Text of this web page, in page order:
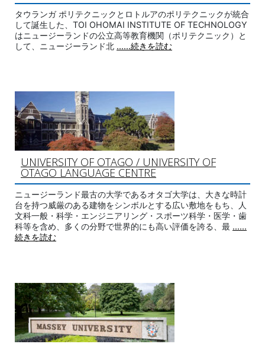
タウランガ ポリテクニックとロトルアのポリテクニックが統合
して誕生した、TOI OHOMAI INSTITUTE OF TECHNOLOGY
はニュージーランドの公立高等教育機関（ポリテクニック）と
して、ニュージーランド北 ......続きを読む
UNIVERSITY OF OTAGO / UNIVERSITY OF
OTAGO LANGUAGE CENTRE
ニュージーランド最古の大学であるオタゴ大学は、大きな時計
台を持つ威厳のある建物をシンボルとする広い敷地をもち、人
文科一般・科学・エンジニアリング・スポーツ科学・医学・歯
科等を含め、多くの分野で世界的にも高い評価を誇る、最 ......
続きを読む